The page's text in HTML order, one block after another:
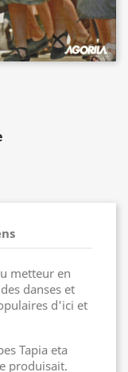
metteur en
danses et
d'ici et
Tapia eta
produisait.